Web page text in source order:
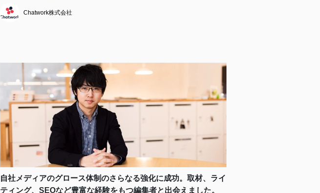
Chatwork株式会社
自社メディアのグロース体制のさらなる強化に成功。取材、ライ
ティング、SEOなど豊富な経験をもつ編集者と出会えました。